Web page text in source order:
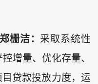
栅洁： 采取系统性
增量、优化存量、
贷款投放力度，运